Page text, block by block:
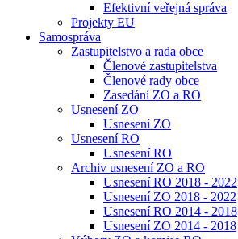
Efektivní veřejná správa
Projekty EU
Samospráva
Zastupitelstvo a rada obce
Členové zastupitelstva
Členové rady obce
Zasedání ZO a RO
Usnesení ZO
Usnesení ZO
Usnesení RO
Usnesení RO
Archiv usnesení ZO a RO
Usnesení RO 2018 - 2022
Usnesení ZO 2018 - 2022
Usnesení RO 2014 - 2018
Usnesení ZO 2014 - 2018